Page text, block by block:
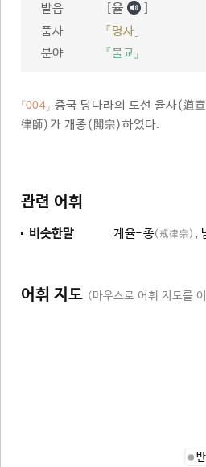
발음 [율 ]
품사
「명사」
분야
『불교』
「004」 중국 당나라의 도선 율사(道
律師)가 개종(開宗)하였다.
관련 어휘
비슷한말 계율-종(戒律宗) ,
어휘 지도 (마우스로 어휘 지도를